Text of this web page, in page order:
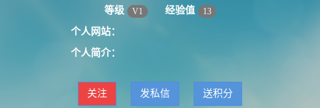
等级 V1 经验值 13
个人网站：
个人简介：
关注 发私信 送积分